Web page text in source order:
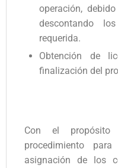
operación,
descontando
requerida.
Obtención de
finalización del
Con el
procedimiento
asignación de los